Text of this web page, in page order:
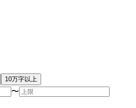
10万字以上
〜